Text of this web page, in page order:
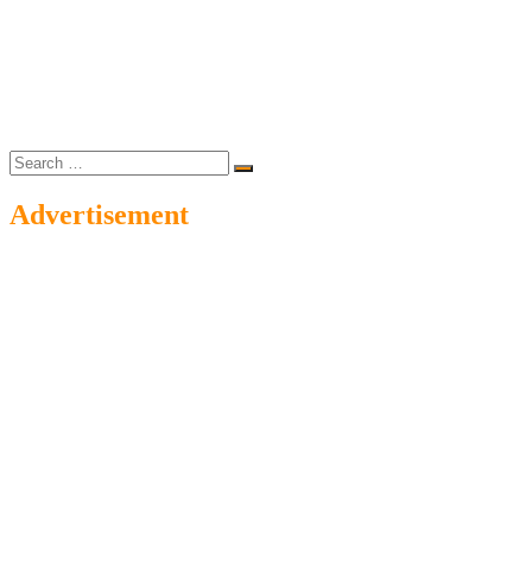
Search
…
Advertisement